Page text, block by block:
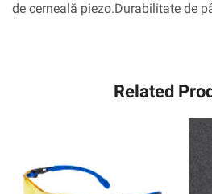
de cerneală piezo.Durabilitate de
Related